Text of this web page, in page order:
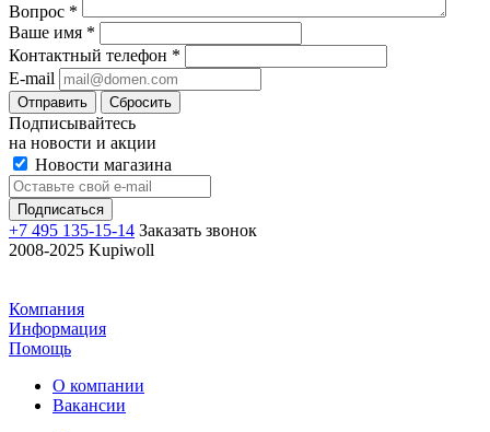
Вопрос *
Ваше имя *
Контактный телефон *
E-mail
Отправить Сбросить
Подписывайтесь
на новости и акции
Новости магазина
+7 495 135-15-14 Заказать звонок
2008-2025 Kupiwoll
Компания
Информация
Помощь
О компании
Вакансии